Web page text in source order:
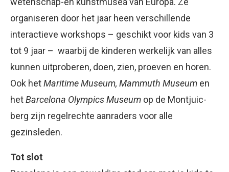
organiseren door het jaar heen verschillende
interactieve workshops – geschikt voor kids van 3
tot 9 jaar – waarbij de kinderen werkelijk van alles
kunnen uitproberen, doen, zien, proeven en horen.
Ook hetMaritime Museum, Mammuth Museum en
hetBarcelona Olympics Museum op de Montjuic-
berg zijn regelrechte aanraders voor alle
gezinsleden.
Tot slot